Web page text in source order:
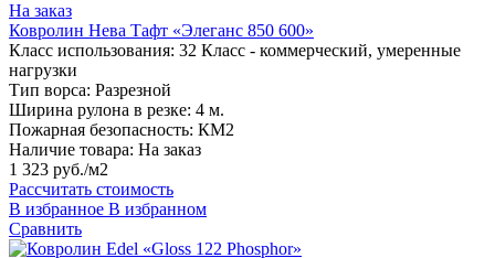
На заказ
Ковролин Нева Тафт «Элеганс 850 600»
Класс использования: 32 Класс - коммерческий, умеренные
нагрузки
Тип ворса: Разрезной
Ширина рулона в резке: 4 м.
Пожарная безопасность: КМ2
Наличие товара: На заказ
1 323 руб./м2
Рассчитать стоимость
В избранное В избранном
Сравнить